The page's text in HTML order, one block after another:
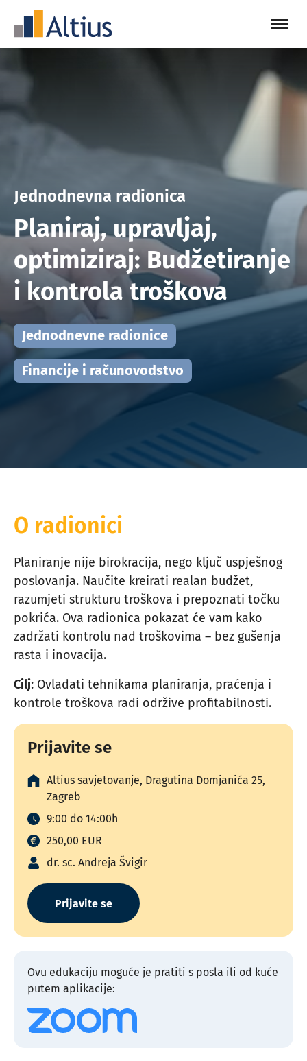
Jednodnevna radionica
Planiraj, upravljaj,
optimiziraj: Budžetiranje
i kontrola troškova
Jednodnevne radionice
Financije i računovodstvo
O radionici
Planiranje nije birokracija, nego ključ uspješnog
poslovanja. Naučite kreirati realan budžet,
razumjeti strukturu troškova i prepoznati točku
pokrića. Ova radionica pokazat će vam kako
zadržati kontrolu nad troškovima – bez gušenja
rasta i inovacija.
Cilj: Ovladati tehnikama planiranja, praćenja i
kontrole troškova radi održive profitabilnosti.
Prijavite se
Altius savjetovanje, Dragutina Domjanića 25,
Zagreb
9:00 do 14:00h
250,00 EUR
dr. sc. Andreja Švigir
Prijavite se
Ovu edukaciju moguće je pratiti s posla ili od kuće
putem aplikacije: